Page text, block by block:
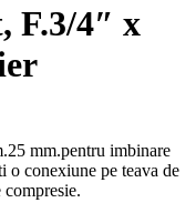
F.3/4″ x
mm.pentru imbinare
o conexiune pe teava de